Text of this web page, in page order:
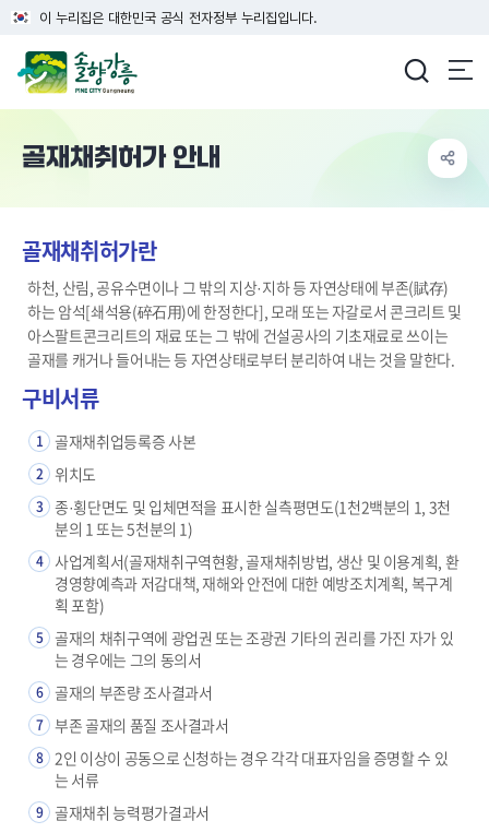
이 누리집은 대한민국 공식 전자정부 누리집입니다.
골재채취허가 안내
골재채취허가란
하천, 산림, 공유수면이나 그 밖의 지상·지하 등 자연상태에 부존(賦存)
하는 암석[쇄석용(碎石用)에 한정한다], 모래 또는 자갈로서 콘크리트 및
아스팔트콘크리트의 재료 또는 그 밖에 건설공사의 기초재료로 쓰이는
골재를 캐거나 들어내는 등 자연상태로부터 분리하여 내는 것을 말한다.
구비서류
1 골재채취업등록증 사본
2 위치도
3
종·횡단면도 및 입체면적을 표시한 실측평면도(1천2백분의 1, 3천
분의 1 또는 5천분의 1)
4
사업계획서(골재채취구역현황, 골재채취방법, 생산 및 이용계획, 환
경영향예측과 저감대책, 재해와 안전에 대한 예방조치계획, 복구계
획 포함)
5 골재의 채취구역에 광업권 또는 조광권 기타의 권리를 가진 자가 있
는 경우에는 그의 동의서
6 골재의 부존량 조사결과서
7 부존 골재의 품질 조사결과서
8 2인 이상이 공동으로 신청하는 경우 각각 대표자임을 증명할 수 있
는 서류
9 골재채취 능력평가결과서